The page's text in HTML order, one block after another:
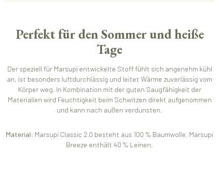
Perfekt für den Sommer und heiße
Tage
Der speziell für Marsupi entwickelte Stoff fühlt sich angenehm kühl
an, ist besonders luftdurchlässig und leitet Wärme zuverlässig vom
Körper weg. In Kombination mit der guten Saugfähigkeit der
Materialien wird Feuchtigkeit beim Schwitzen direkt aufgenommen
und kann nach außen verdunsten.
Material: Marsupi Classic 2.0 besteht aus 100 % Baumwolle. Marsupi
Breeze enthält 40 % Leinen.